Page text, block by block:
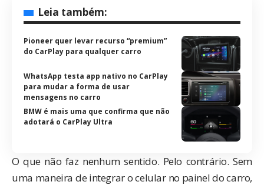
Leia também:
Pioneer quer levar recurso “premium”
do CarPlay para qualquer carro
WhatsApp testa app nativo no CarPlay
para mudar a forma de usar
mensagens no carro
BMW é mais uma que confirma que não
adotará o CarPlay Ultra
O que não faz nenhum sentido. Pelo contrário. Sem
uma maneira de integrar o celular no painel do carro,